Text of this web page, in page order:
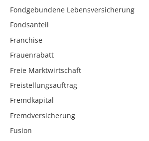
Fondgebundene Lebensversicherung
Fondsanteil
Franchise
Frauenrabatt
Freie Marktwirtschaft
Freistellungsauftrag
Fremdkapital
Fremdversicherung
Fusion